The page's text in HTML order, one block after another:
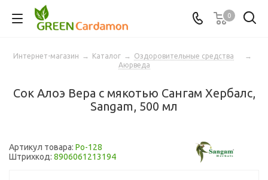
0
Интернет-магазин → Каталог → Оздоровительные средства
→
Аюрведа
Сок Алоэ Вера с мякотью Сангам Хербалс,
Sangam, 500 мл
Артикул товара: Po-128
Штрихкод: 8906061213194